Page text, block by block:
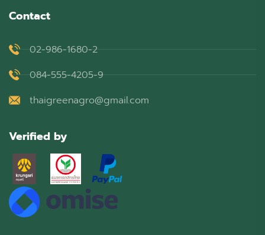
Contact
02-986-1680-2
084-555-4205-9
thaigreenagro@gmail.com
Verified by